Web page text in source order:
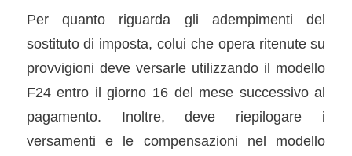
Per quanto riguarda gli adempimenti del
sostituto di imposta, colui che opera ritenute su
provvigioni deve versarle utilizzando il modello
F24 entro il giorno 16 del mese successivo al
pagamento. Inoltre, deve riepilogare i
versamenti e le compensazioni nel modello